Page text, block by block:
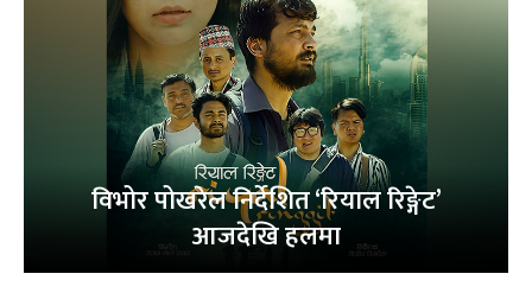
विभोर पोखरेल निर्देशित ‘रियाल रिङ्गेट’
आजदेखि हलमा